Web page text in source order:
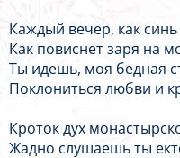
Каждый вечер, как синь
Как повиснет заря на
Ты идешь, моя бедная
Поклониться любви и
Кроток дух
Жадно слушаешь ты